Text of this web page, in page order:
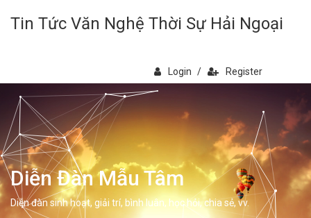
Tin Tức Văn Nghệ Thời Sự Hải Ngoại
Login / Register
Diễn Đàn Mẫu Tâm
Diễn đàn sinh hoạt, giải trí, bình luân, học hỏi, chia sẻ, vv.